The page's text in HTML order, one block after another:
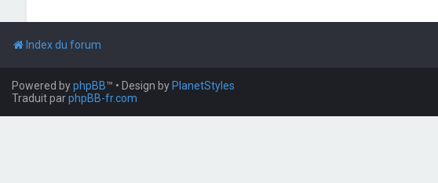
Index du forum
Powered byphpBB™ • Design by PlanetStyles
Traduit parphpBB-fr.com